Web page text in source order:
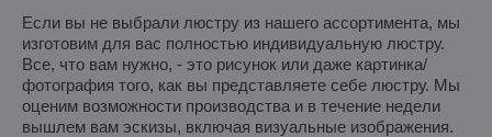
Если вы не выбрали люстру из нашего ассортимента, мы
изготовим для вас полностью индивидуальную люстру.
Все, что вам нужно, - это рисунок или даже картинка/
фотография того, как вы представляете себе люстру. Мы
оценим возможности производства и в течение недели
вышлем вам эскизы, включая визуальные изображения.